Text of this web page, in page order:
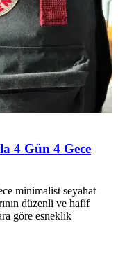
4 Gün 4 Gece
minimalist seyahat
düzenli ve hafif
göre esneklik